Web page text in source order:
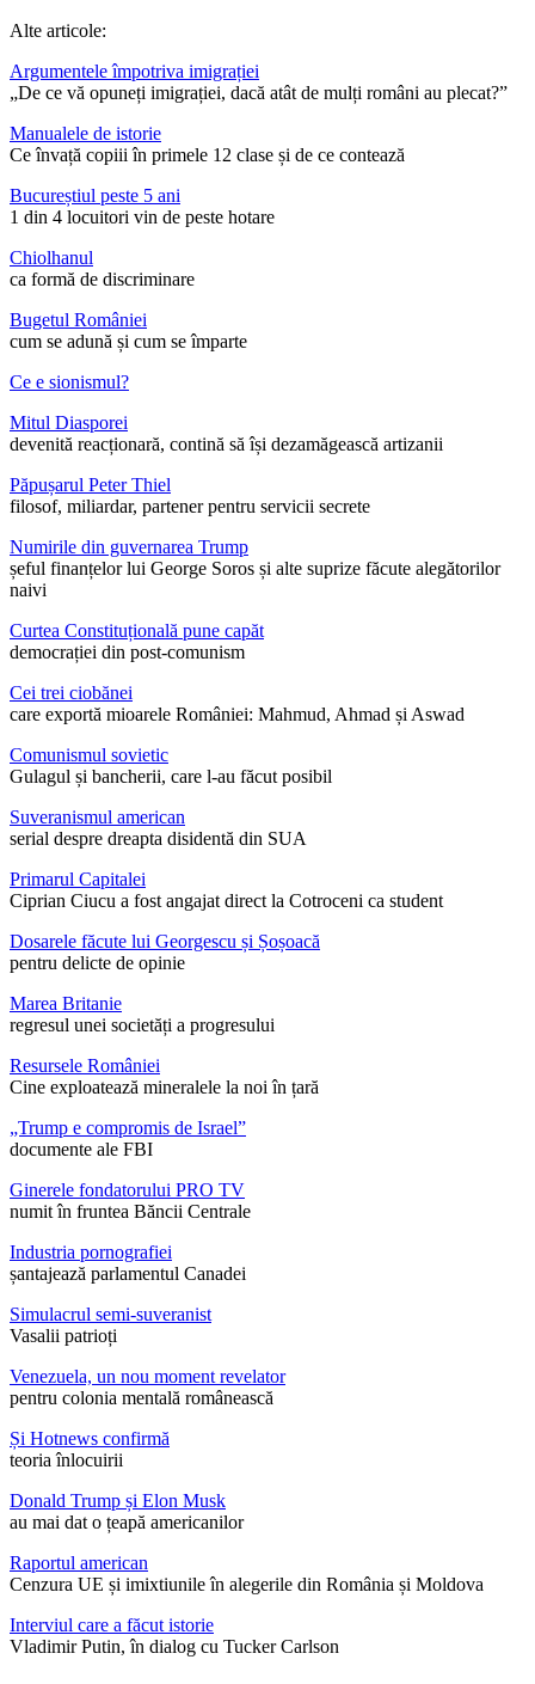
Alte articole:
Argumentele împotriva imigrației
„De ce vă opuneți imigrației, dacă atât de mulți români au plecat?”
Manualele de istorie
Ce învață copiii în primele 12 clase și de ce contează
Bucureștiul peste 5 ani
1 din 4 locuitori vin de peste hotare
Chiolhanul
ca formă de discriminare
Bugetul României
cum se adună și cum se împarte
Ce e sionismul?
Mitul Diasporei
devenită reacționară, contină să își dezamăgească artizanii
Păpușarul Peter Thiel
filosof, miliardar, partener pentru servicii secrete
Numirile din guvernarea Trump
șeful finanțelor lui George Soros și alte suprize făcute alegătorilor
naivi
Curtea Constituțională pune capăt
democrației din post-comunism
Cei trei ciobănei
care exportă mioarele României: Mahmud, Ahmad și Aswad
Comunismul sovietic
Gulagul și bancherii, care l-au făcut posibil
Suveranismul american
serial despre dreapta disidentă din SUA
Primarul Capitalei
Ciprian Ciucu a fost angajat direct la Cotroceni ca student
Dosarele făcute lui Georgescu și Șoșoacă
pentru delicte de opinie
Marea Britanie
regresul unei societăți a progresului
Resursele României
Cine exploatează mineralele la noi în țară
„Trump e compromis de Israel”
documente ale FBI
Ginerele fondatorului PRO TV
numit în fruntea Băncii Centrale
Industria pornografiei
șantajează parlamentul Canadei
Simulacrul semi-suveranist
Vasalii patrioți
Venezuela, un nou moment revelator
pentru colonia mentală românească
Și Hotnews confirmă
teoria înlocuirii
Donald Trump și Elon Musk
au mai dat o țeapă americanilor
Raportul american
Cenzura UE și imixtiunile în alegerile din România și Moldova
Interviul care a făcut istorie
Vladimir Putin, în dialog cu Tucker Carlson